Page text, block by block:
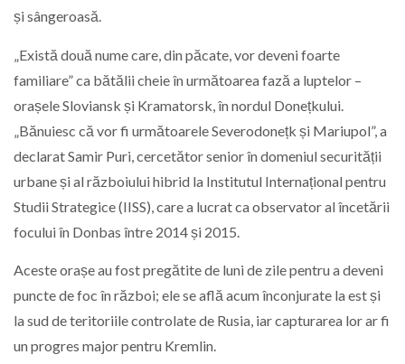
și sângeroasă.
„Există două nume care, din păcate, vor deveni foarte
familiare” ca bătălii cheie în următoarea fază a luptelor –
orașele Sloviansk și Kramatorsk, în nordul Donețkului.
„Bănuiesc că vor fi următoarele Severodonețk și Mariupol”, a
declarat Samir Puri, cercetător senior în domeniul securității
urbane și al războiului hibrid la Institutul Internațional pentru
Studii Strategice (IISS), care a lucrat ca observator al încetării
focului în Donbas între 2014 și 2015.
Aceste orașe au fost pregătite de luni de zile pentru a deveni
puncte de foc în război; ele se află acum înconjurate la est și
la sud de teritoriile controlate de Rusia, iar capturarea lor ar fi
un progres major pentru Kremlin.